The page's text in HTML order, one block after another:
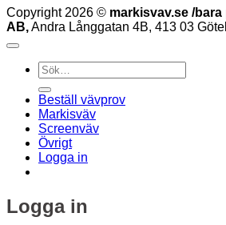
Copyright 2026 © markisvav.se /
AB,Andra Långgatan 4B, 413 03
Sök
efter:
Beställ vävprov
Markisväv
Screenväv
Övrigt
Logga in
Logga in